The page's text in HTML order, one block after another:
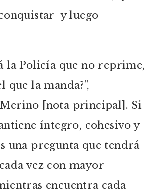
y luego
la Policía que no reprime,
que la manda?”,
[nota principal]. Si
íntegro, cohesivo y
una pregunta que tendrá
vez con mayor
encuentra cada